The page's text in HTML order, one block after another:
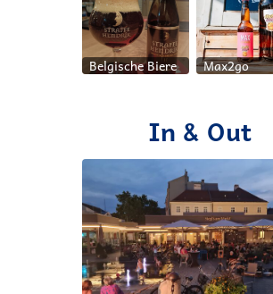
Belgische Biere Max2go
In & Out